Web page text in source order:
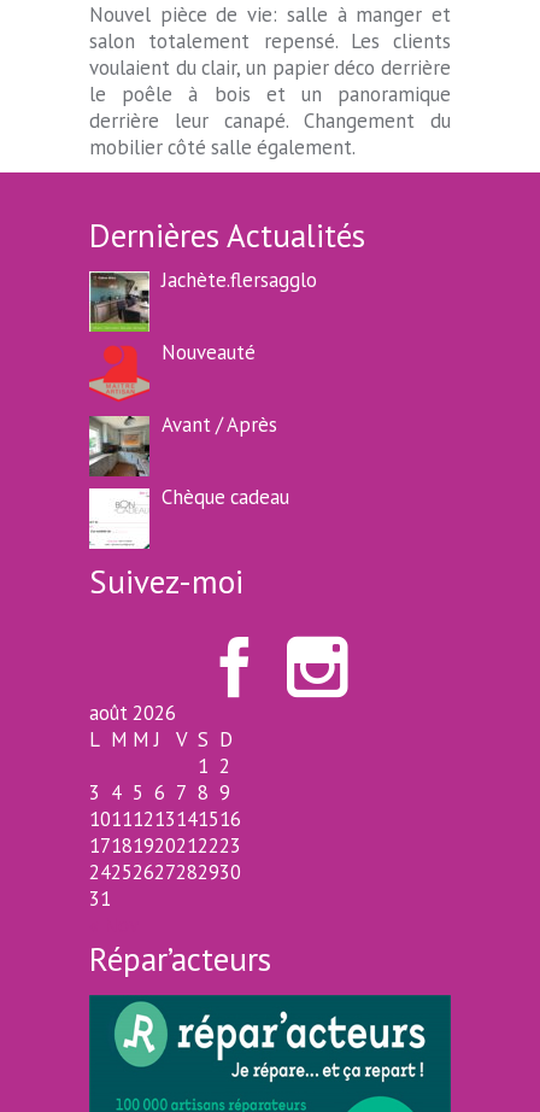
Nouvel pièce de vie: salle à manger et
salon totalement repensé. Les clients
voulaient du clair, un papier déco derrière
le poêle à bois et un panoramique
derrière leur canapé. Changement du
mobilier côté salle également.
Dernières Actualités
Jachète.flersagglo
Nouveauté
Avant / Après
Chèque cadeau
Suivez-moi
 
août 2026
L M M J V S D
1 2
3 4 5 6 7 8 9
10111213141516
17181920212223
24252627282930
31
Répar’acteurs